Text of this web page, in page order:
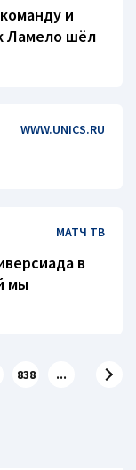
и
Ламело шёл
WWW.UNICS.RU
МАТЧ ТВ
в
мы
838 ...